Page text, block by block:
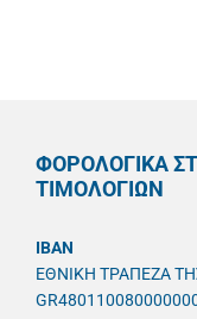
ΦΟΡΟΛΟΓΙΚΑ
ΤΙΜΟΛΟΓΙΩΝ
IBAN
ΕΘΝΙΚΗ ΤΡΑΠΕΖΑ